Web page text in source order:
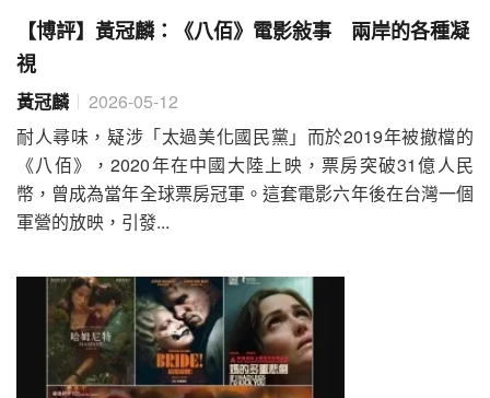
【博評】黃冠麟：《八佰》電影敍事 兩岸的各種凝
視
黃冠麟
2026-05-12
耐人尋味，疑涉「太過美化國民黨」而於2019年被撤檔的
《八佰》，2020年在中國大陸上映，票房突破31億人民
幣，曾成為當年全球票房冠軍。這套電影六年後在台灣一個
軍營的放映，引發...